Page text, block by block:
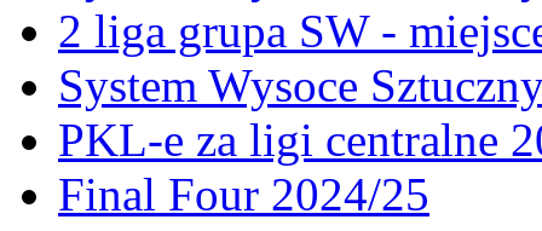
2 liga grupa SW -
System Wysoce
PKL-e za ligi centralne
Final Four 2024/25